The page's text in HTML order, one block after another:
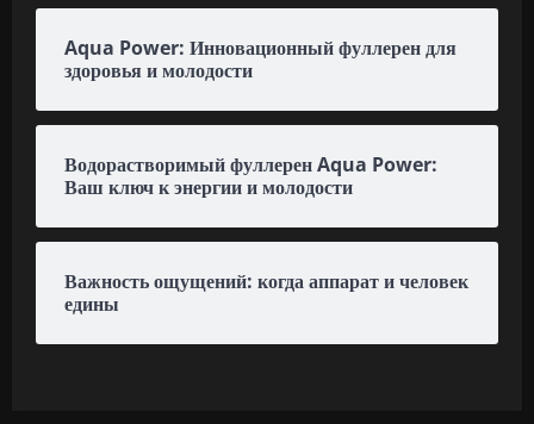
Aqua Power: Инновационный фуллерен для
здоровья и молодости
Водорастворимый фуллерен Aqua Power:
Ваш ключ к энергии и молодости
Важность ощущений: когда аппарат и человек
едины